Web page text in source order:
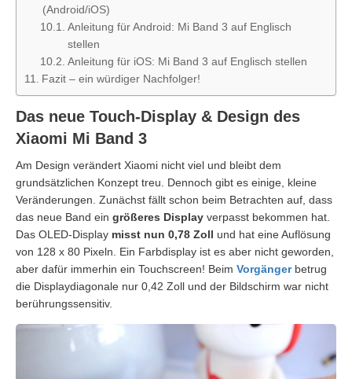
(Android/iOS)
Anleitung für Android: Mi Band 3 auf Englisch
stellen
Anleitung für iOS: Mi Band 3 auf Englisch stellen
Fazit – ein würdiger Nachfolger!
Das neue Touch-Display & Design des
Xiaomi Mi Band 3
Am Design verändert Xiaomi nicht viel und bleibt dem
grundsätzlichen Konzept treu. Dennoch gibt es einige, kleine
Veränderungen. Zunächst fällt schon beim Betrachten auf, dass
das neue Band ein größeres Display verpasst bekommen hat.
Das OLED-Display misst nun 0,78 Zoll und hat eine Auflösung
von 128 x 80 Pixeln. Ein Farbdisplay ist es aber nicht geworden,
aber dafür immerhin ein Touchscreen! Beim Vorgängerbetrug
die Displaydiagonale nur 0,42 Zoll und der Bildschirm war nicht
berührungssensitiv.